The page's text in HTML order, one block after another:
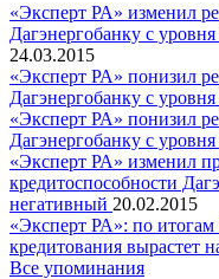
«Эксперт РА» изменил
Дагэнергобанку с
24.03.2015
«Эксперт РА» понизил
Дагэнергобанку с
«Эксперт РА» понизил
Дагэнергобанку с
«Эксперт РА» изменил
кредитоспособности
негативный 20.02.2015
«Эксперт РА»: по
кредитования вырастет
Все упоминания